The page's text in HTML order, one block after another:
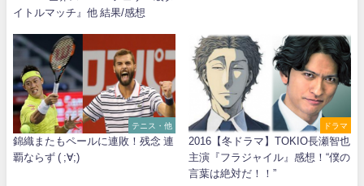
イトルマッチ』他 結果/感想
テニス・他
錦織またもペールに連敗！残念 連
覇ならず ( ;∀;)
ドラマ
2016【冬ドラマ】TOKIO長瀬智也
主演『フラジャイル』感想！“僕の
言葉は絶対だ！！”